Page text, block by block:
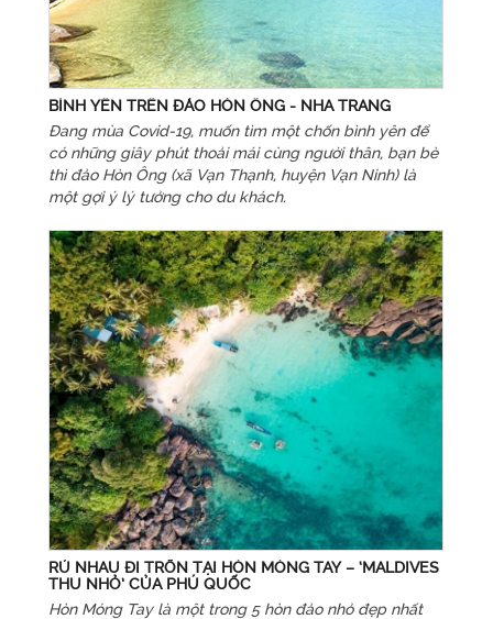
BÌNH YÊN TRÊN ĐẢO HÒN ÔNG - NHA TRANG
Đang mùa Covid-19, muốn tìm một chốn bình yên để
có những giây phút thoải mái cùng người thân, bạn bè
thì đảo Hòn Ông (xã Vạn Thạnh, huyện Vạn Ninh) là
một gợi ý lý tưởng cho du khách.
RỦ NHAU ĐI TRỐN TẠI HÒN MÓNG TAY – ‘MALDIVES
THU NHỎ’ CỦA PHÚ QUỐC
Hòn Móng Tay là một trong 5 hòn đảo nhỏ đẹp nhất